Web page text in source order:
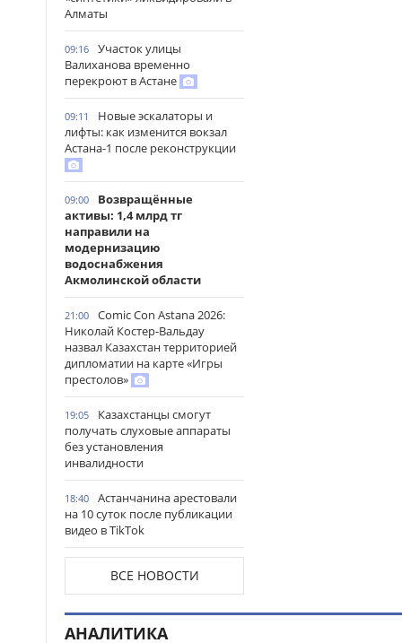
Алматы
09:16
Участок улицы
Валиханова временно
перекроют в Астане
09:11
Новые эскалаторы и
лифты: как изменится вокзал
Астана-1 после реконструкции
09:00
Возвращённые
активы: 1,4 млрд тг
направили на
модернизацию
водоснабжения
Акмолинской области
21:00
Comic Con Astana 2026:
Николай Костер-Вальдау
назвал Казахстан территорией
дипломатии на карте «Игры
престолов»
19:05
Казахстанцы смогут
получать слуховые аппараты
без установления
инвалидности
18:40
Астанчанина арестовали
на 10 суток после публикации
видео в TikTok
туристов из России спасли в
горах Алматинской области
18:17
Проезд по БАКАД
ВСЕ НОВОСТИ
АНАЛИТИКА